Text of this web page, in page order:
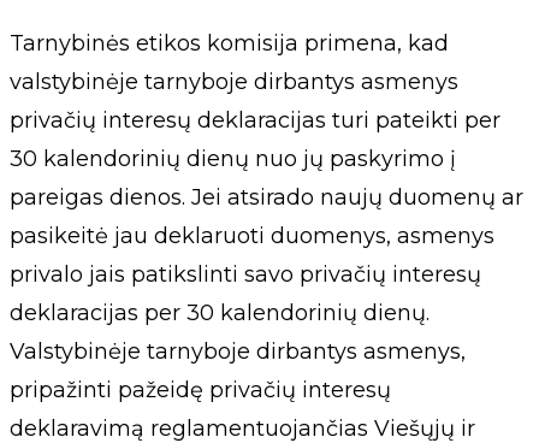
Tarnybinės etikos komisija primena, kad
valstybinėje tarnyboje dirbantys asmenys
privačių interesų deklaracijas turi pateikti per
30 kalendorinių dienų nuo jų paskyrimo į
pareigas dienos. Jei atsirado naujų duomenų ar
pasikeitė jau deklaruoti duomenys, asmenys
privalo jais patikslinti savo privačių interesų
deklaracijas per 30 kalendorinių dienų.
Valstybinėje tarnyboje dirbantys asmenys,
pripažinti pažeidę privačių interesų
deklaravimą reglamentuojančias Viešųjų ir